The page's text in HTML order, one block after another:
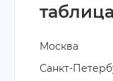
Москва
Санкт-